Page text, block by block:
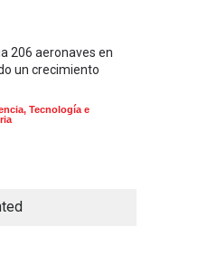
206 aeronaves en
un crecimiento
Tecnología e